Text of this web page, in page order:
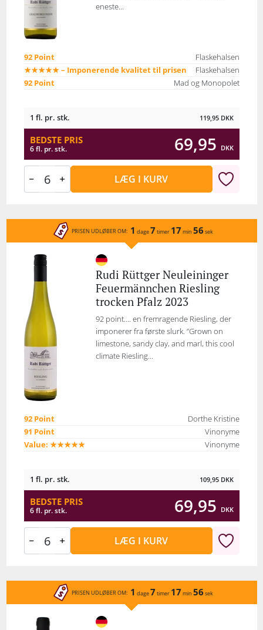
eneste...
92 Point
Flaskehalsen
★★★★★ – Imponerende kvalitet til prisen
Flaskehalsen
92 Point
Mad og Monopolet
1 fl. pr. stk. 119,95 DKK
BEDSTE PRIS
6 fl. pr. stk. 69,95 DKK
LÆG I KURV
PRISEN UDLØBER OM: 1 dage7 timer 17 min 56 sek
Rudi Rüttger Neuleininger
Feuermännchen Riesling
trocken Pfalz 2023
92 point.... en fremragende Riesling, der
imponerer fra første slurk. ”Grown on
limestone, sandy clay, and marl, this cool
climate Riesling...
92 Point
Dorthe Kristine
91 Point
Vinonyme
Value: ★★★★★
Vinonyme
1 fl. pr. stk. 109,95 DKK
BEDSTE PRIS
6 fl. pr. stk. 69,95 DKK
LÆG I KURV
PRISEN UDLØBER OM: 1 dage7 timer 17 min 56 sek